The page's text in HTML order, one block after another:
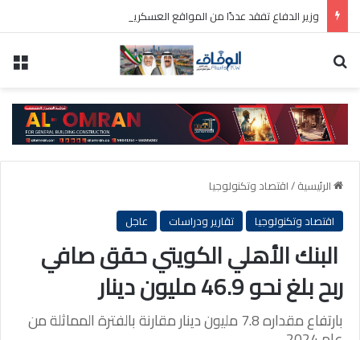
الرئيسية/اقتصاد وتكنولوجيا
اقتصاد وتكنولوجيا
تقارير ودراسات عاجل
البنك الأهلي الكويتي حقق صافي
ربح بلغ نحو 46.9 مليون دينار
بارتفاع مقداره 7.8 مليون دينار مقارنة بالفترة المماثلة من